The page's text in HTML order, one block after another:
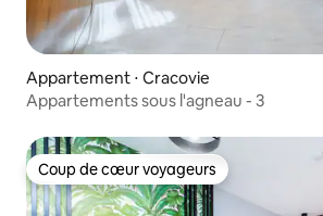
Appartement ⋅ Cracovie
Appartements sous l'agneau - 3
Coup de cœur voyageurs
Coup de cœur voyageurs